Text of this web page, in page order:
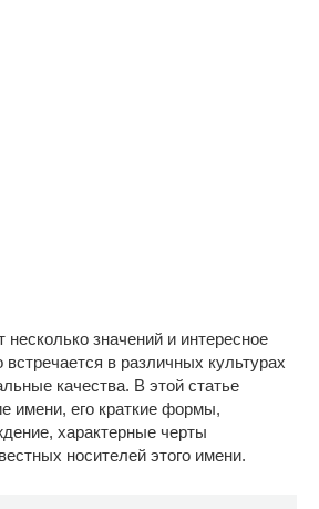
значений и интересное
в различных культурах
качества. В этой статье
имени, его краткие формы,
характерные черты
носителей этого имени.